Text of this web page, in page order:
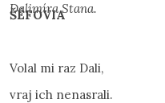
Dalimíra Stana.
ŠÉFOVIA
Volal mi raz Dali,
vraj ich nenasrali.